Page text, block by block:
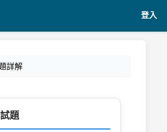
登入
詳解
題